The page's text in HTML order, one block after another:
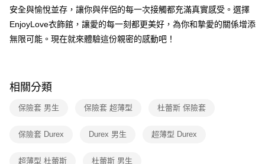
全家取貨付款
每筆NT$60，滿NT$600(含以上)免運費
付款後全家取貨
7-11取貨付款
每筆NT$60，滿NT$600(含以上)免運費
宅配
安全與愉悅並存，讓你與伴侶的每一次接觸都充滿真實感受。選擇
EnjoyLove衣飾館，讓愛的每一刻都更美好，為你和摯愛的關係增添
無限可能。現在就來體驗這份親密的感動吧！
相關分類
保險套 男生 保險套 超薄型 杜蕾斯 保險套
保險套 Durex Durex 男生 超薄型 Durex
超薄型 杜蕾斯 杜蕾斯 男生